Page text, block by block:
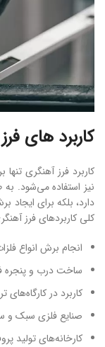
کاربرد های
کاربرد فرز آهنگری
نیز استفاده می‌شود.
دارد، بلکه برای
کلی کاربردهای فرز
انجام برش انواع
ساخت درب و پنجره
کاربرد در
صنایع فلزی سبک و
کارخانه‌های تولید